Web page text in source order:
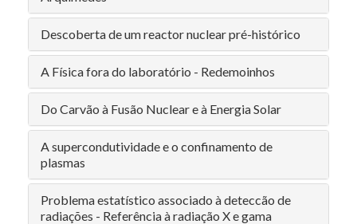
Descoberta de um reactor nuclear pré-histórico
A Física fora do laboratório - Redemoinhos
Do Carvão à Fusão Nuclear e à Energia Solar
A supercondutividade e o confinamento de
plasmas
Problema estatístico associado à deteccão de
radiações - Referência à radiação X e gama